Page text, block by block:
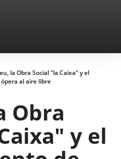
la Obra Social "la Caixa" y el
al aire libre
Obra
y el